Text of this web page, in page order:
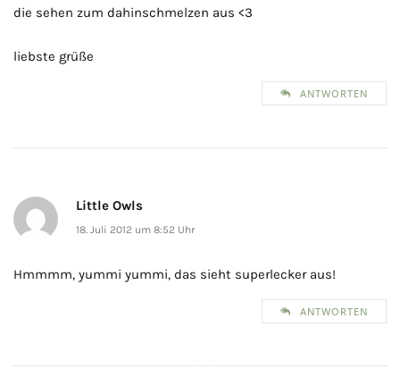
die sehen zum dahinschmelzen aus <3
liebste grüße
ANTWORTEN
Little Owls
18. Juli 2012 um 8:52 Uhr
Hmmmm, yummi yummi, das sieht superlecker aus!
ANTWORTEN